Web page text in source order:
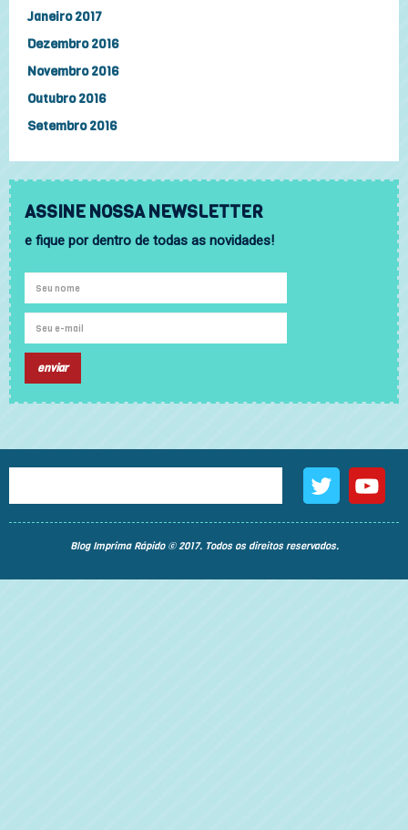
Janeiro 2017
Dezembro 2016
Novembro 2016
Outubro 2016
Setembro 2016
ASSINE NOSSA NEWSLETTER
e fique por dentro de todas as novidades!
Blog Imprima Rápido © 2017. Todos os direitos reservados.